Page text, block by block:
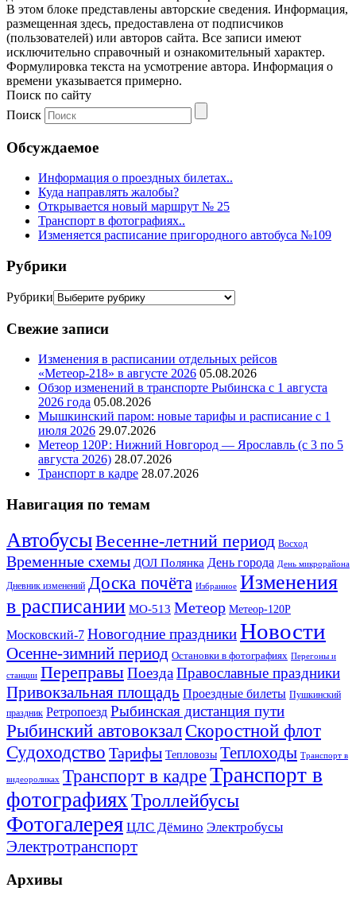
В этом блоке представлены авторские сведения. Информация,
размещенная здесь, предоставлена от подписчиков
(пользователей) или авторов сайта. Все записи имеют
исключительно справочный и ознакомительный характер.
Формулировка текста на усмотрение автора. Информация о
времени указывается примерно.
Поиск по сайту
Поиск
Обсуждаемое
Информация о проездных билетах..
Куда направлять жалобы?
Открывается новый маршрут № 25
Транспорт в фотографиях..
Изменяется расписание пригородного автобуса №109
Рубрики
Рубрики
Свежие записи
Изменения в расписании отдельных рейсов
«Метеор-218» в августе 2026 05.08.2026
Обзор изменений в транспорте Рыбинска с 1 августа
2026 года 05.08.2026
Мышкинский паром: новые тарифы и расписание с 1
июля 2026 29.07.2026
Метеор 120Р: Нижний Новгород — Ярославль (с 3 по 5
августа 2026) 28.07.2026
Транспорт в кадре 28.07.2026
Навигация по темам
АвтобусыВесенне-летний период Восход
Временные схемы ДОЛ Полянка День города День микрорайона
Дневник изменений Доска почёта Избранное Изменения
в расписании МО-513 Метеор Метеор-120Р
Московский-7 Новогодние праздникиНовости
Осенне-зимний период Остановки в фотографиях Перегоны и
станции ПереправыПоездаПравославные праздники
Привокзальная площадь Проездные билеты Пушкинский
праздник Ретропоезд Рыбинская дистанция пути
Рыбинский автовокзал Скоростной флот
Судоходство Тарифы Тепловозы Теплоходы Транспорт в
видеороликах Транспорт в кадреТранспорт в
фотографияхТроллейбусы
Фотогалерея ЦЛС Дёмино Электробусы
Электротранспорт
Архивы